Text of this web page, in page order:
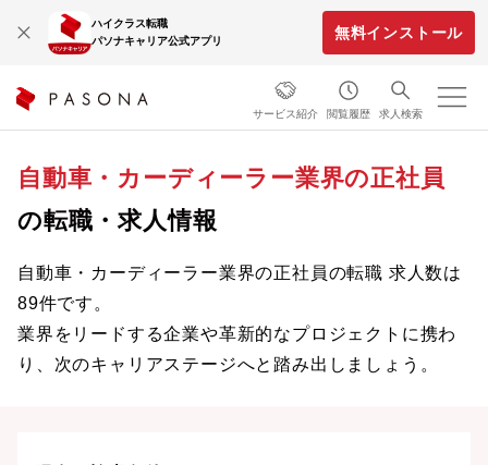
ハイクラス転職
パソナキャリア公式アプリ
無料インストール
サービス紹介 閲覧履歴 求人検索
自動車・カーディーラー業界の正社員
の転職・求人情報
自動車・カーディーラー業界の正社員の転職 求人数は
89件です。
業界をリードする企業や革新的なプロジェクトに携わ
り、次のキャリアステージへと踏み出しましょう。